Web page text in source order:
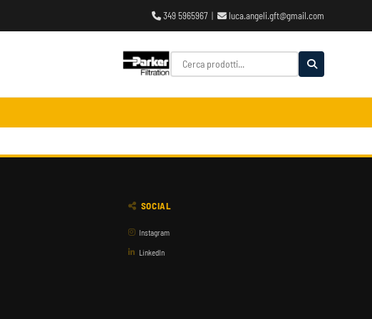
349 5965967| luca.angeli.gft@gmail.com
SOCIAL
Instagram
LinkedIn